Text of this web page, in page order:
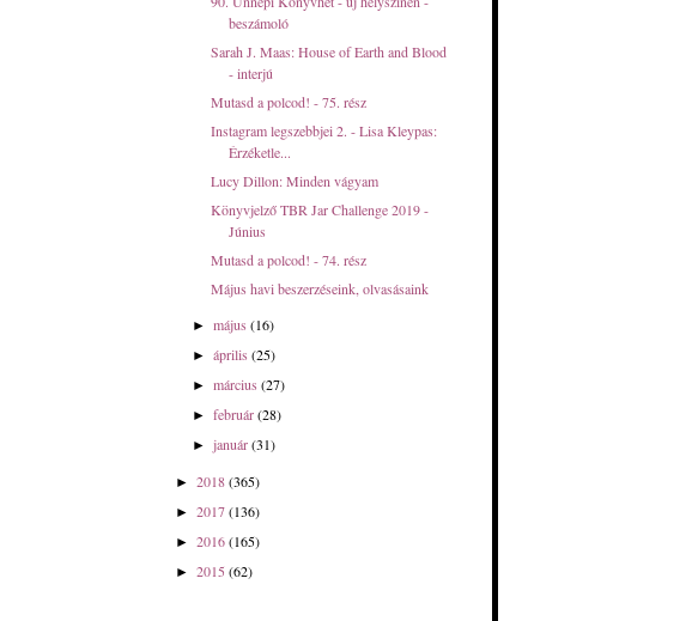
beszámoló
Sarah J. Maas: House ​of Earth and Blood
- interjú
Mutasd a polcod! - 75. rész
Instagram legszebbjei 2. - Lisa Kleypas:
Érzéketle...
Lucy Dillon: Minden ​vágyam
Könyvjelző TBR Jar Challenge 2019 -
Június
Mutasd a polcod! - 74. rész
Május havi beszerzéseink, olvasásaink
►május (16)
►április (25)
►március (27)
►február (28)
►január (31)
► 2018(365)
► 2017(136)
► 2016(165)
► 2015 (62)